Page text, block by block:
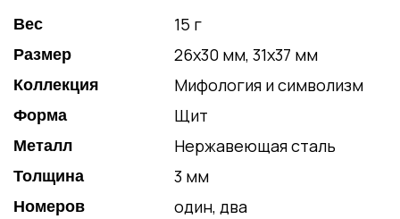
Вес 15 г
Размер 26х30 мм, 31х37 мм
Коллекция Мифология и символизм
Форма Щит
Металл Нержавеющая сталь
Толщина 3 мм
Номеров один, два